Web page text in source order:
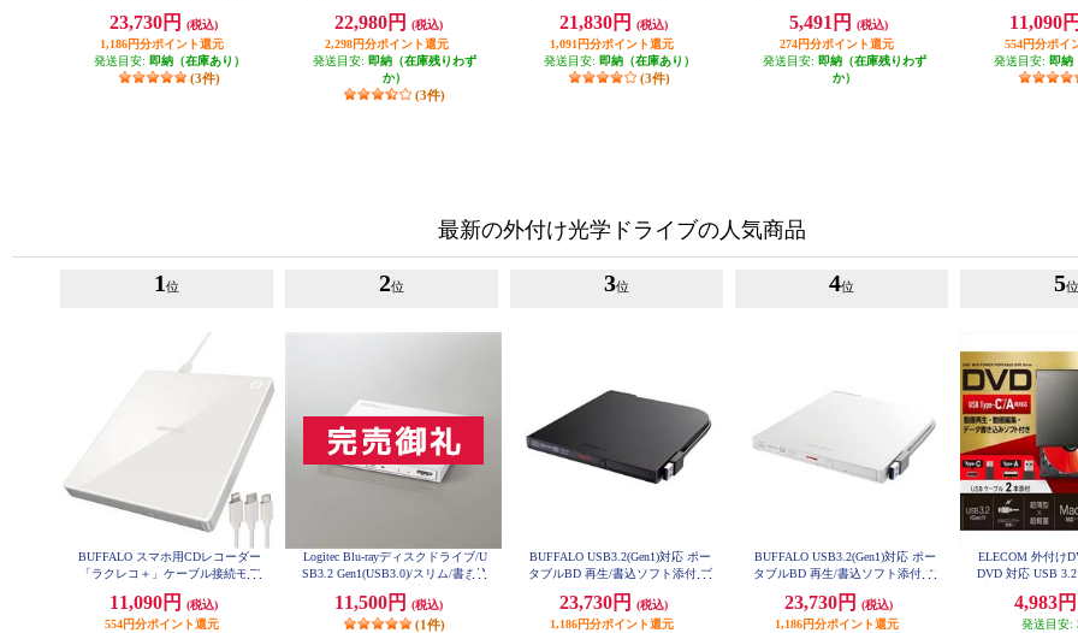
23,730円
(税込)
1,186円分ポイント還元
発送目安: 即納（在庫あり）
(3件)
22,980円
(税込)
2,298円分ポイント還元
発送目安: 即納（在庫残りわず
か）
(3件)
21,830円
(税込)
1,091円分ポイント還元
発送目安: 即納（在庫あり）
(3件)
5,491円
(税込)
274円分ポイント還元
発送目安: 即納（在庫残りわず
か）
11,090
554円分ポイ
発送目安: 即納
最新の外付け光学ドライブの人気商品
1 位
BUFFALO スマホ用CDレコーダー
「ラクレコ＋」ケーブル接続モデ
11,090円
(税込)
554円分ポイント還元
2位
Logitec Blu-rayディスクドライブ/U
SB3.2 Gen1(USB3.0)/スリム/書き込
LBD-PWA6U3LWH
11,500円 (税込)
(1件)
3位
BUFFALO USB3.2(Gen1)対応 ポー
タブルBD 再生/書込ソフト添付 ブ
23,730円
(税込)
1,186円分ポイント還元
4位
BUFFALO USB3.2(Gen1)対応 ポー
タブルBD 再生/書込ソフト添付 ホ
23,730円
(税込)
1,186円分ポイント還元
5位
ELECOM 外付け
DVD 対応 USB
ソフト バスパワ
LDR-
4,983
発送目安: